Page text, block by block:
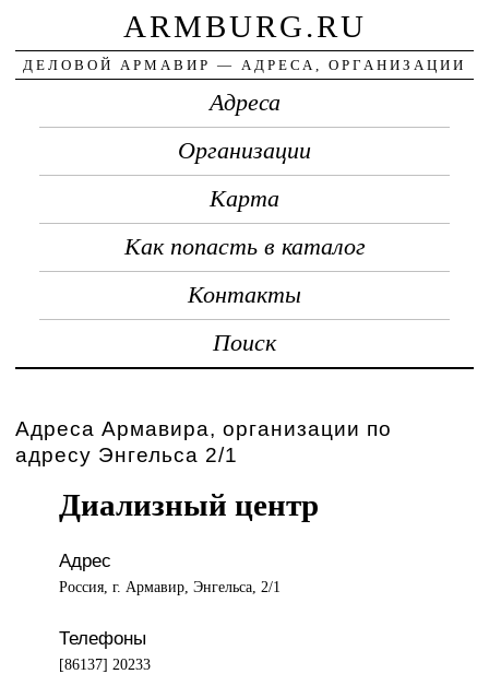
ARMBURG.RU
ДЕЛОВОЙ АРМАВИР — АДРЕСА, ОРГАНИЗАЦИИ
Адреса
Организации
Карта
Как попасть в каталог
Контакты
Поиск
Адреса Армавира, организации по
адресу Энгельса 2/1
Диализный центр
Адрес
Россия, г. Армавир, Энгельса, 2/1
Телефоны
[86137] 20233